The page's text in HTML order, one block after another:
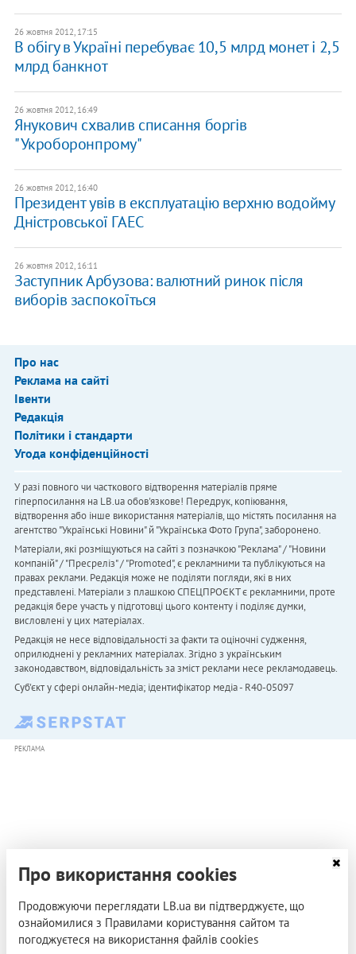
26 жовтня 2012, 17:15
В обігу в Україні перебуває 10,5 млрд монет і 2,5
млрд банкнот
26 жовтня 2012, 16:49
Янукович схвалив списання боргів
"Укроборонпрому"
26 жовтня 2012, 16:40
Президент увів в експлуатацію верхню водойму
Дністровської ГАЕС
26 жовтня 2012, 16:11
Заступник Арбузова: валютний ринок після
виборів заспокоїться
Про нас
Реклама на сайті
Івенти
Редакція
Політики і стандарти
Угода конфіденційності
У разі повного чи часткового відтворення матеріалів пряме
гіперпосилання на LB.ua обов'язкове! Передрук, копіювання,
відтворення або інше використання матеріалів, що містять посилання на
агентство "Українськi Новини" й "Українська Фото Група", заборонено.
Матеріали, які розміщуються на сайті з позначкою "Реклама" / "Новини
компаній" / "Пресреліз" / "Promoted", є рекламними та публікуються на
правах реклами. Редакція може не поділяти погляди, які в них
представлені. Матеріали з плашкою СПЕЦПРОЄКТ є рекламними, проте
редакція бере участь у підготовці цього контенту і поділяє думки,
висловлені у цих матеріалах.
Редакція не несе відповідальності за факти та оціночні судження,
оприлюднені у рекламних матеріалах. Згідно з українським
законодавством, відповідальність за зміст реклами несе рекламодавець.
Cуб'єкт у сфері онлайн-медіа; ідентифікатор медіа - R40-05097
РЕКЛАМА
Про використання cookies
Продовжуючи переглядати LB.ua ви підтверджуєте, що
ознайомилися з Правилами користування сайтом та
погоджуєтеся на використання файлів cookies